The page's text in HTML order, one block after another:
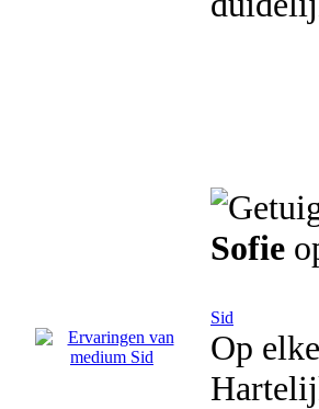
Sofie
Sid
Op